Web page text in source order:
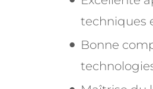
techniques
Bonne